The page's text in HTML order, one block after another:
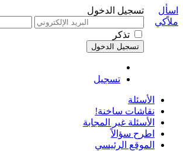
تسجيل الدخول
تذكر
تسجيل
اسأل
ملاًكي
الأسئلة
نقاشات ساخنة!
الأسئلة غير المجابة
اطرح سؤالاً
الموقع الرئيسي